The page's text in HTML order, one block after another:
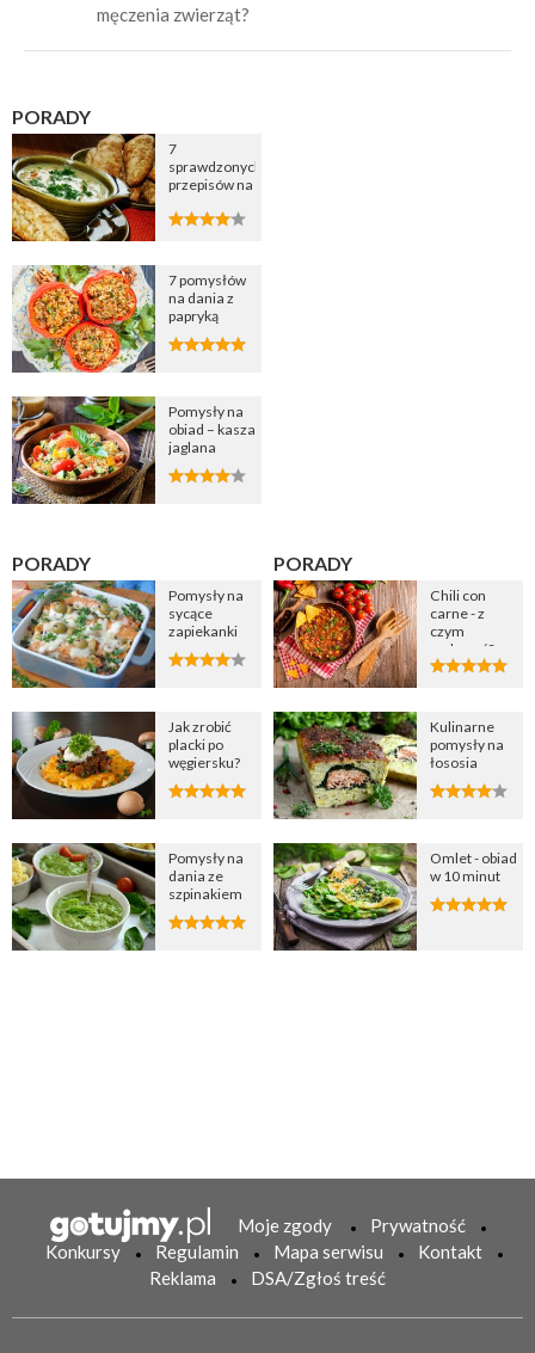
męczenia zwierząt?
PORADY
7
sprawdzonych
przepisów na
cebulową
7 pomysłów
na dania z
papryką
Pomysły na
obiad – kasza
jaglana
PORADY
Pomysły na
sycące
zapiekanki
Jak zrobić
placki po
węgiersku?
Pomysły na
dania ze
szpinakiem
PORADY
Chili con
carne - z
czym
podawać?
Kulinarne
pomysły na
łososia
Omlet - obiad
w 10 minut
Moje zgody
Prywatność
Konkursy
Regulamin Mapa serwisu
Kontakt
Reklama
DSA/Zgłoś treść